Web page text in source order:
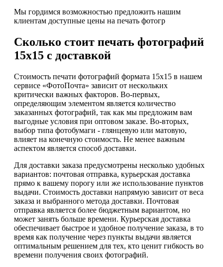
Мы гордимся возможностью предложить нашим
клиентам доступные цены на печать фотогр
Сколько стоит печать фотографий
15х15 с доставкой
Стоимость печати фотографий формата 15х15 в нашем
сервисе «ФотоПочта» зависит от нескольких
критически важных факторов. Во-первых,
определяющим элементом является количество
заказанных фотографий, так как мы предложим вам
выгодные условия при оптовом заказе. Во-вторых,
выбор типа фотобумаги - глянцевую или матовую,
влияет на конечную стоимость. Не менее важным
аспектом является способ доставки.
Для доставки заказа предусмотрены несколько удобных
вариантов: почтовая отправка, курьерская доставка
прямо к вашему порогу или же использование пунктов
выдачи. Стоимость доставки напрямую зависит от веса
заказа и выбранного метода доставки. Почтовая
отправка является более бюджетным вариантом, но
может занять больше времени. Курьерская доставка
обеспечивает быстрое и удобное получение заказа, в то
время как получение через пункты выдачи является
оптимальным решением для тех, кто ценит гибкость во
времени получения своих фотографий.